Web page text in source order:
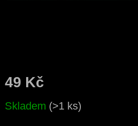
49 Kč
cena:
Skladem (>1 ks)